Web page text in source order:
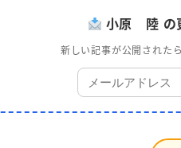
小原 陸 の
新しい記事が公開された